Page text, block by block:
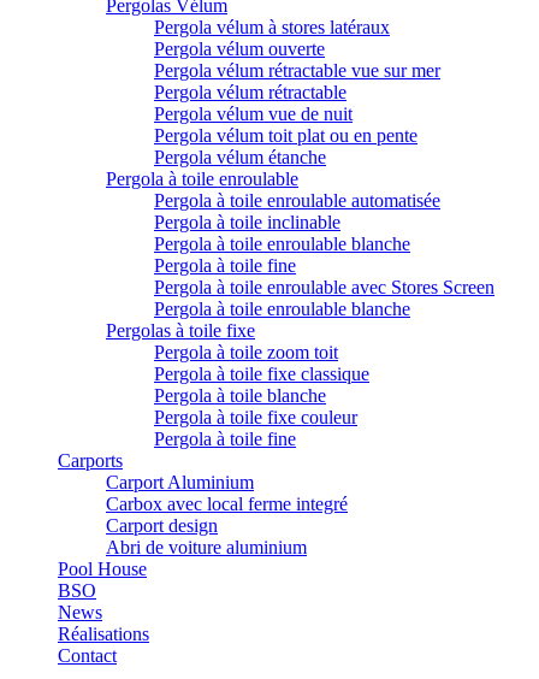
Pergolas Vélum
Pergola vélum à stores latéraux
Pergola vélum ouverte
Pergola vélum rétractable vue sur mer
Pergola vélum rétractable
Pergola vélum vue de nuit
Pergola vélum toit plat ou en pente
Pergola vélum étanche
Pergola à toile enroulable
Pergola à toile enroulable automatisée
Pergola à toile inclinable
Pergola à toile enroulable blanche
Pergola à toile fine
Pergola à toile enroulable avec Stores Screen
Pergola à toile enroulable blanche
Pergolas à toile fixe
Pergola à toile zoom toit
Pergola à toile fixe classique
Pergola à toile blanche
Pergola à toile fixe couleur
Pergola à toile fine
Carports
Carport Aluminium
Carbox avec local ferme integré
Carport design
Abri de voiture aluminium
Pool House
BSO
News
Réalisations
Contact